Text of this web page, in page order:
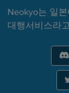
Neokyo는 일
대행서비스라